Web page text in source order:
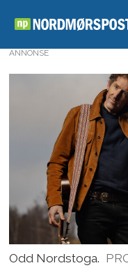
ANNONSE
Odd Nordstoga.